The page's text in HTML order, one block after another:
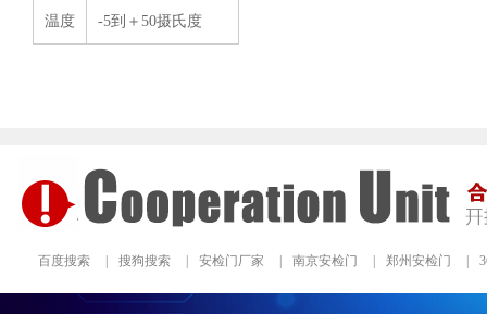
温度 -5到＋50摄氏度
百度搜索 搜狗搜索 安检门厂家 南京安检门 郑州安检门